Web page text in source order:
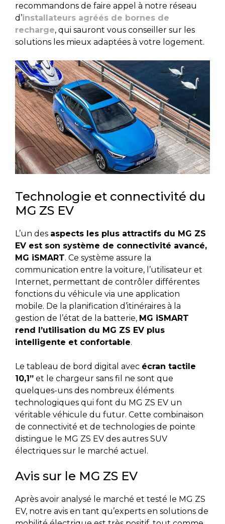
recommandons de faire appel à notre réseau
d’installateurs agréés de bornes de
recharge, qui sauront vous conseiller sur les
solutions les mieux adaptées à votre logement.
Technologie et connectivité du
MG ZS EV
L’un des aspects les plus attractifs du MG ZS
EV est son système de connectivité avancé,
MG iSMART. Ce système assure la
communication entre la voiture, l’utilisateur et
Internet, permettant de contrôler différentes
fonctions du véhicule via une application
mobile. De la planification d’itinéraires à la
gestion de l’état de la batterie, MG iSMART
rend l’utilisation du MG ZS EV plus
intelligente et confortable.
Le tableau de bord digital avec écran tactile
10,1” et le chargeur sans fil ne sont que
quelques-uns des nombreux éléments
technologiques qui font du MG ZS EV un
véritable véhicule du futur. Cette combinaison
de connectivité et de technologies de pointe
distingue le MG ZS EV des autres SUV
électriques sur le marché actuel.
Avis sur le MG ZS EV
Après avoir analysé le marché et testé le MG ZS
EV, notre avis en tant qu’experts en solutions de